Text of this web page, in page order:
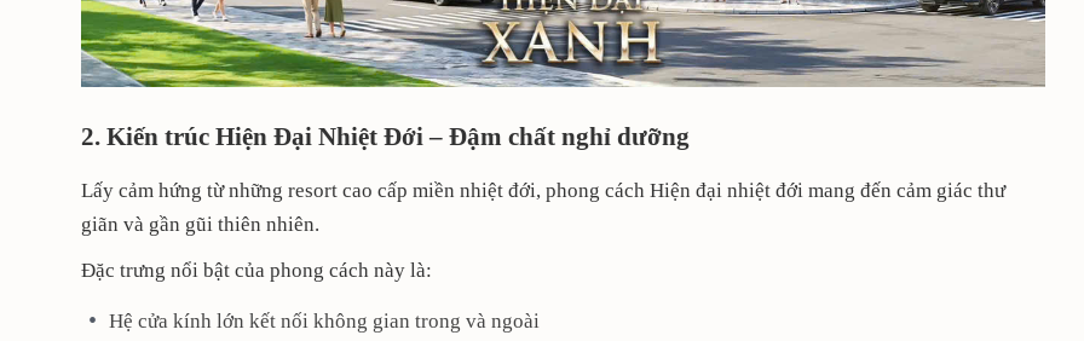
2. Kiến trúc Hiện Đại Nhiệt Đới – Đậm chất nghỉ dưỡng
Lấy cảm hứng từ những resort cao cấp miền nhiệt đới, phong cách Hiện đại nhiệt đới mang đến cảm giác thư
giãn và gần gũi thiên nhiên.
Đặc trưng nổi bật của phong cách này là:
Hệ cửa kính lớn kết nối không gian trong và ngoài